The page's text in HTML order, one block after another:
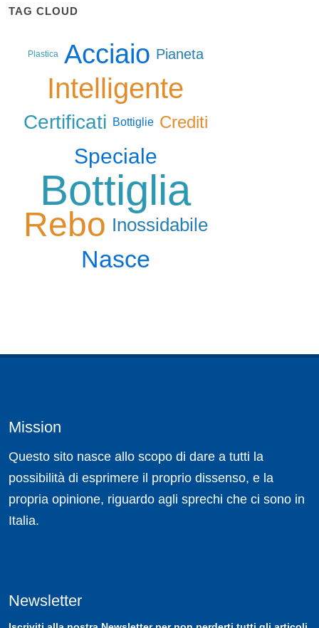
TAG CLOUD
Plastica Acciaio Pianeta
Intelligente
Certificati Bottiglie Crediti
Speciale
Bottiglia
Rebo Inossidabile
Nasce
Mission
Questo sito nasce allo scopo di dare a tutti la
possibilità di esprimere il proprio dissenso, e la
propria opinione, riguardo agli sprechi che ci sono in
Italia.
Newsletter